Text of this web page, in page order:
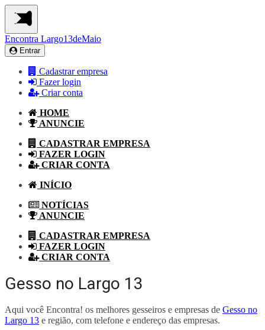
Encontra Largo13deMaio
Entrar
Cadastrar empresa
Fazer login
Criar conta
HOME
ANUNCIE
CADASTRAR EMPRESA
FAZER LOGIN
CRIAR CONTA
INÍCIO
NOTÍCIAS
ANUNCIE
CADASTRAR EMPRESA
FAZER LOGIN
CRIAR CONTA
Gesso no Largo 13
Aqui você Encontra! os melhores gesseiros e empresas de Gesso no
Largo 13 e região, com telefone e endereço das empresas.